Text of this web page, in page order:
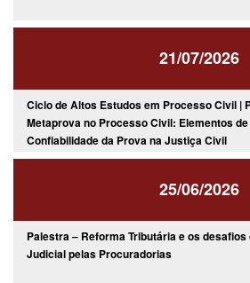
21/07/2026
Ciclo de Altos Estudos em Processo Civil |
Metaprova no Processo Civil: Elementos
Confiabilidade da Prova na Justiça Civil
25/06/2026
Palestra – Reforma Tributária e os
Judicial pelas Procuradorias